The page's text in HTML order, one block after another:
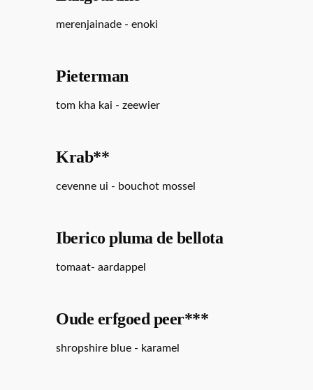
merenjainade - enoki
Pieterman
tom kha kai - zeewier
Krab**
cevenne ui - bouchot mossel
Iberico pluma de bellota
tomaat- aardappel
Oude erfgoed peer***
shropshire blue - karamel